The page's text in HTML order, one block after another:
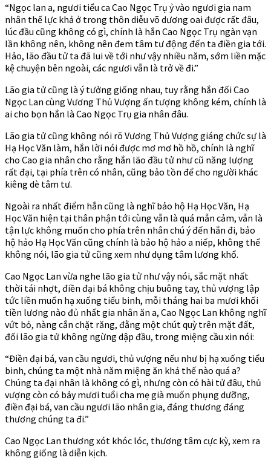
“Ngọc lan a, ngươi tiểu ca Cao Ngọc Trụ ỷ vào ngươi gia nam
nhân thế lực khả ở trong thôn diễu võ dương oai được rất đâu,
lúc đầu cũng không có gì, chính là hắn Cao Ngọc Trụ ngàn vạn
lần không nên, không nên đem tâm tư động đến ta điền gia tới.
Hảo, lão đầu tử ta đã lui về tới như vậy nhiều năm, sớm liền mặc
kệ chuyện bên ngoài, các ngươi vẫn là trở về đi.”
Lão gia tử cũng là ý tưởng giống nhau, tuy rằng hắn đối Cao
Ngọc Lan cùng Vương Thủ Vượng ấn tượng không kém, chính là
ai cho bọn hắn là Cao Ngọc Trụ gia nhân đâu.
Lão gia tử cũng không nói rõ Vương Thủ Vượng giáng chức sự là
Hạ Học Văn làm, hắn lời nói được mơ mơ hồ hồ, chính là nghĩ
cho Cao gia nhân cho rằng hắn lão đầu tử như cũ năng lượng
rất đại, tại phía trên có nhân, cũng bảo tồn để cho người khác
kiêng dè tâm tư.
Ngoài ra nhất điểm hắn cũng là nghĩ bảo hộ Hạ Học Văn, Hạ
Học Văn hiện tại thân phận tới cùng vẫn là quá mẫn cảm, vẫn là
tận lực không muốn cho phía trên nhân chú ý đến hắn đi, bảo
hộ hảo Hạ Học Văn cũng chính là bảo hộ hảo a niếp, không thể
không nói, lão gia tử cũng xem như dụng tâm lương khổ.
Cao Ngọc Lan vừa nghe lão gia tử như vậy nói, sắc mặt nhất
thời tái nhợt, điền đại bá không chịu buông tay, thủ vượng lập
tức liền muốn hạ xuống tiểu binh, mỗi tháng hai ba mươi khối
tiền lương nào đủ nhất gia nhân ăn a, Cao Ngọc Lan không nghĩ
vứt bỏ, nàng cắn chặt răng, đằng một chút quỳ trên mặt đất,
đối lão gia tử không ngừng dập đầu, trong miệng cầu xin nói:
“Điền đại bá, van cầu ngươi, thủ vượng nếu như bị hạ xuống tiểu
binh, chúng ta một nhà năm miệng ăn khả thế nào quá a?
Chúng ta đại nhân là không có gì, nhưng còn có hài tử đâu, thủ
vượng còn có bảy mươi tuổi cha mẹ già muốn phụng dưỡng,
điền đại bá, van cầu ngươi lão nhân gia, đáng thương đáng
thương chúng ta đi.”
Cao Ngọc Lan thương xót khóc lóc, thương tâm cực kỳ, xem ra
không giống là diễn kịch.